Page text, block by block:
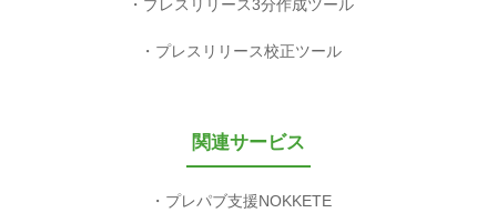
プレスリリース3分作成ツール
プレスリリース校正ツール
関連サービス
プレパブ支援NOKKETE